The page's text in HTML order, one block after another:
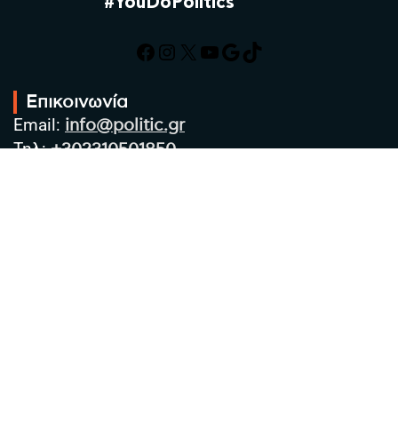
Facebook
Instagram
X YouTube
Google
TikTok
Επικοινωνία
Email: info@politic.gr
Τηλ:+302310501850